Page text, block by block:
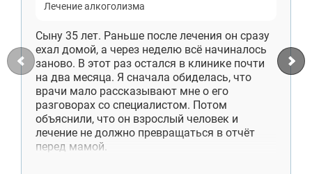
Лечение алкоголизма
Сыну 35 лет. Раньше после лечения он сразу
ехал домой, а через неделю всё начиналось
заново. В этот раз остался в клинике почти
на два месяца. Я сначала обиделась, что
врачи мало рассказывают мне о его
разговорах со специалистом. Потом
объяснили, что он взрослый человек и
лечение не должно превращаться в отчёт
перед мамой.